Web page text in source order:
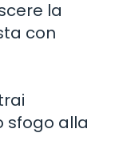
la
con
sfogo alla